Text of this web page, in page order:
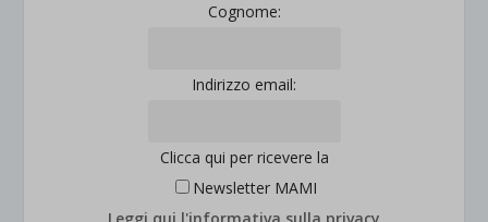
Cognome:
Indirizzo email:
Clicca qui per ricevere la
Newsletter MAMI